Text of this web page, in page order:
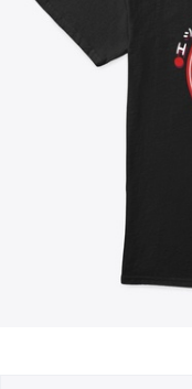
Unisex
US$ 41,99
Comfort
Unisex
US$ 33,99
Classic